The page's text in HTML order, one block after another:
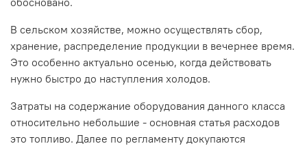
В сельском хозяйстве, можно осуществлять сбор,
хранение, распределение продукции в вечернее время.
Это особенно актуально осенью, когда действовать
нужно быстро до наступления холодов.
Затраты на содержание оборудования данного класса
относительно небольшие - основная статья расходов
это топливо. Далее по регламенту докупаются